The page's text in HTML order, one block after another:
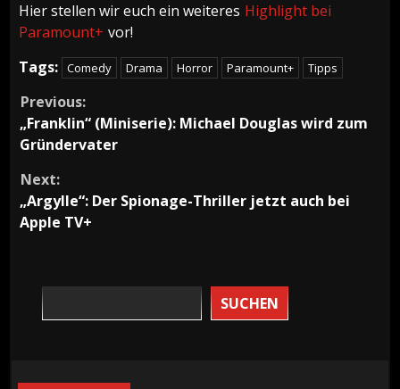
Hier stellen wir euch ein weiteres Highlight bei
Paramount+ vor!
Tags: Comedy Drama Horror Paramount+ Tipps
Continue
Reading
Previous:
„Franklin“ (Miniserie): Michael Douglas wird zum
Gründervater
Next:
„Argylle“: Der Spionage-Thriller jetzt auch bei
Apple TV+
SUCHEN